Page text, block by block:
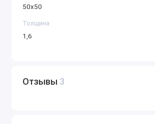
50х50
Толщина
1,6
Отзывы 3